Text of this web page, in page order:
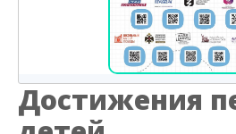
Достижения